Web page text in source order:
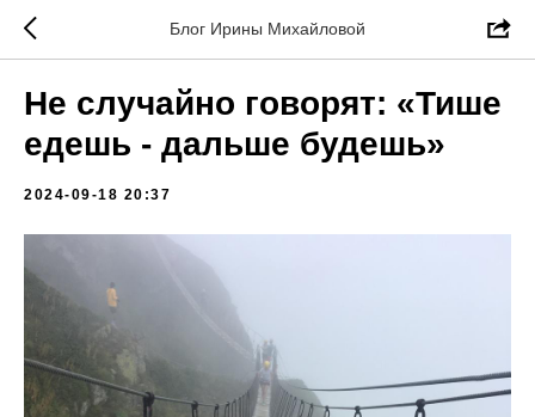
Блог Ирины Михайловой
Не случайно говорят: «Тише
едешь - дальше будешь»
2024-09-18 20:37